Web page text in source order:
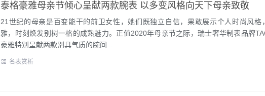
泰格豪雅母亲节倾心呈献两款腕表 以多变风格向天下母亲致敬
21世纪的母亲是百变能干的前卫女性，她们既独立自信，果敢展示个人时尚风格
雅，时刻焕发别树一格的成熟魅力。正值2020年母亲节之际，瑞士奢华制表品牌
豪雅特别呈献两款别具气质的腕间...
名表赏析